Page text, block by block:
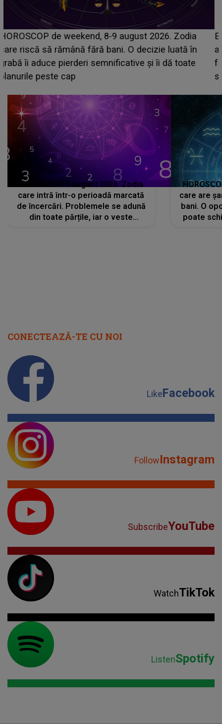
Emanuel a ținut ACEST DETALIU ASCUNS până
acum! În fața Alexandrei, concurentul din Casa Iubirii
face o MĂRTURISIRE NEAȘTEPTATĂ despre mama
sa: "I-am spus și ei în față, eu nu te iubesc pentru
HOROSCOP 7 august 2026. Zodia
care intră într-o perioadă marcată
de încercări. Problemele se adună
din toate părțile, iar o veste
care are
bani. O
poate
CONECTEAZĂ-TE CU NOI
LikeFacebook
FollowInstagram
SubscribeYouTube
WatchTikTok
ListenSpotify